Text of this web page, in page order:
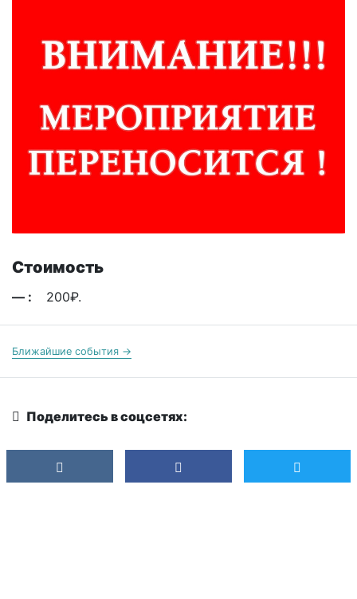
Стоимость
— : 200₽.
Ближайшие события →
Поделитесь в соцсетях: